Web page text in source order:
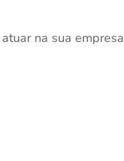
na sua empresa